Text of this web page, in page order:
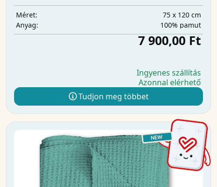
Méret:
75 x 120 cm
Anyag:
100% pamut
7 900,00 Ft
Ingyenes szállítás
Azonnal elérhető
Tudjon meg többet